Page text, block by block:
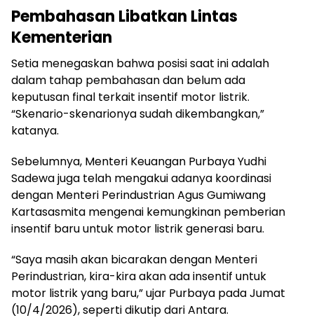
Pembahasan Libatkan Lintas
Kementerian
Setia menegaskan bahwa posisi saat ini adalah
dalam tahap pembahasan dan belum ada
keputusan final terkait insentif motor listrik.
“Skenario-skenarionya sudah dikembangkan,”
katanya.
Sebelumnya, Menteri Keuangan Purbaya Yudhi
Sadewa juga telah mengakui adanya koordinasi
dengan Menteri Perindustrian Agus Gumiwang
Kartasasmita mengenai kemungkinan pemberian
insentif baru untuk motor listrik generasi baru.
“Saya masih akan bicarakan dengan Menteri
Perindustrian, kira-kira akan ada insentif untuk
motor listrik yang baru,” ujar Purbaya pada Jumat
(10/4/2026), seperti dikutip dari Antara.